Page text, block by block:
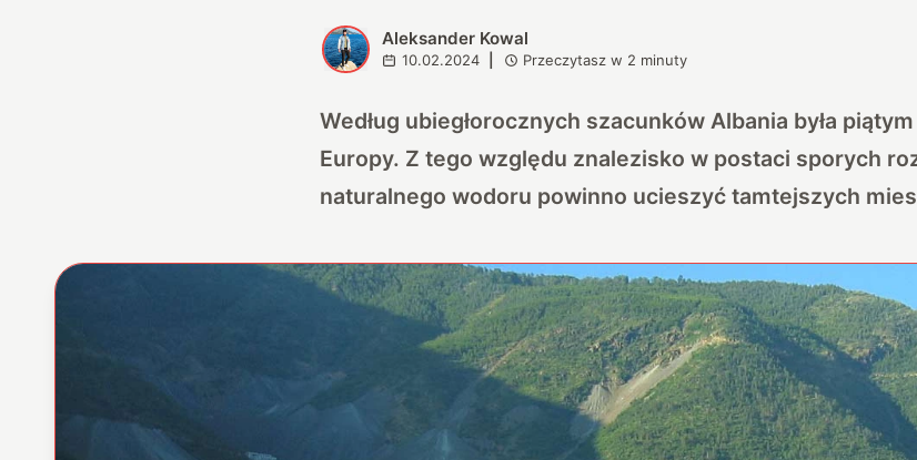
A Aleksander Kowal
10.02.2024 Przeczytasz w 2 minuty
Według ubiegłorocznych szacunków Albania była
Europy. Z tego względu znalezisko w postaci sporych
naturalnego wodoru powinno ucieszyć tamtejszych